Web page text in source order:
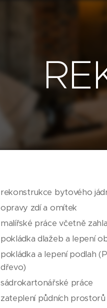
rekonstrukce bytového
opravy zdí a omítek
malířské práce včetně
pokládka dlažeb a lepení
pokládka a lepení podlah
dřevo)
sádrokartonářské práce
zateplení půdních prostorů